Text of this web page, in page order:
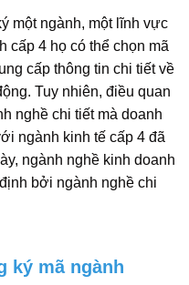
một ngành, một lĩnh vực
cấp 4 họ có thể chọn mã
cấp thông tin chi tiết về
Tuy nhiên, điều quan
nghề chi tiết mà doanh
ngành kinh tế cấp 4 đã
ngành nghề kinh doanh
bởi ngành nghề chi
ký mã ngành